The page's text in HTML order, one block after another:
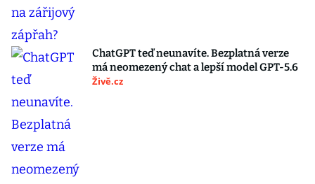
ChatGPT teď neunavíte. Bezplatná verze
má neomezený chat a lepší model GPT-5.6
Živě.cz